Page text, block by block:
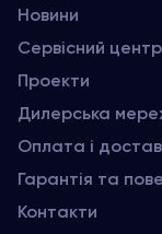
Новини
Сервісний центр
Проекти
Дилерська
Оплата і
Гарантія та
Контакти